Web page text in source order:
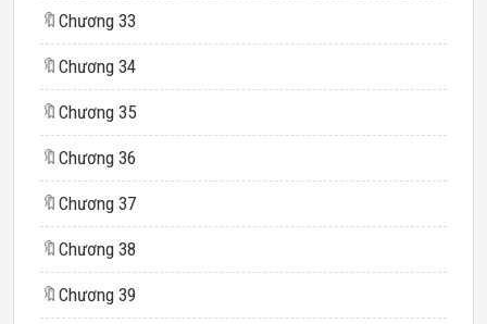
🔖 Chương 33
🔖 Chương 34
🔖 Chương 35
🔖 Chương 36
🔖 Chương 37
🔖 Chương 38
🔖 Chương 39